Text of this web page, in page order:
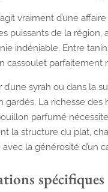
vraiment d’une
puissants de la
indéniable. Entre
cassoulet parfaitement
syrah ou dans la
La richesse des
parfumé
la structure du plat,
la générosité d’un
spécifiques